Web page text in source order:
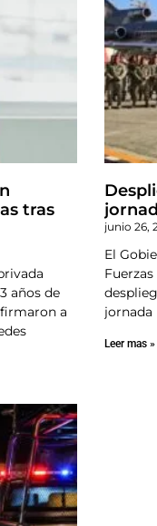
tras
años de
a
junio 26,
El
jornada
Leer mas »